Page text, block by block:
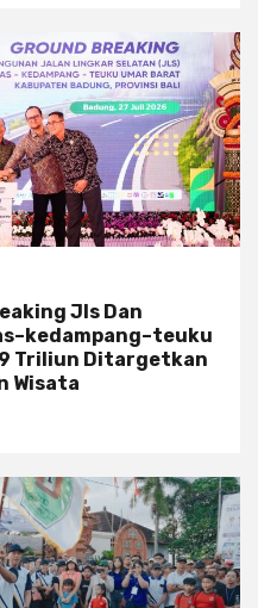
Jls Dan
Triliun Ditargetkan
Wisata